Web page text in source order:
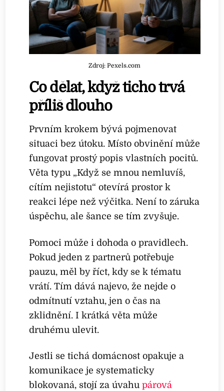
Zdroj: Pexels.com
Co dělat, když ticho trvá
příliš dlouho
Prvním krokem bývá pojmenovat
situaci bez útoku. Místo obvinění může
fungovat prostý popis vlastních pocitů.
Věta typu „Když se mnou nemluvíš,
cítím nejistotu“ otevírá prostor k
reakci lépe než výčitka. Není to záruka
úspěchu, ale šance se tím zvyšuje.
Pomoci může i dohoda o pravidlech.
Pokud jeden z partnerů potřebuje
pauzu, měl by říct, kdy se k tématu
vrátí. Tím dává najevo, že nejde o
odmítnutí vztahu, jen o čas na
zklidnění. I krátká věta může
druhému ulevit.
Jestli se tichá domácnost opakuje a
komunikace je systematicky
blokovaná, stojí za úvahupárová